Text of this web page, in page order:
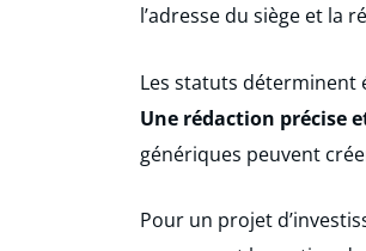
l’adresse du siège et la
Les statuts déterminent
Une rédaction précise
génériques peuvent
Pour un projet